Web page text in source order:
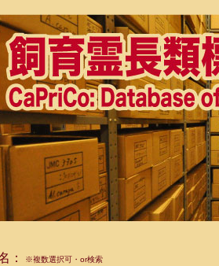
： ※複数選択可・or検索